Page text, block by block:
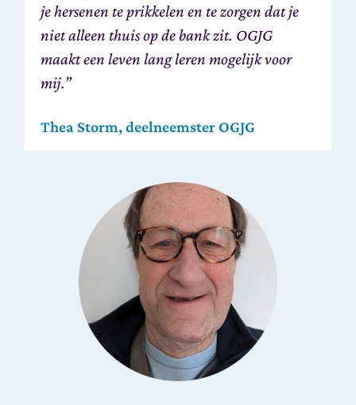
je hersenen te prikkelen en te zorgen dat je
niet alleen thuis op de bank zit. OGJG
maakt een leven lang leren mogelijk voor
mij.”
Thea Storm, deelneemster OGJG